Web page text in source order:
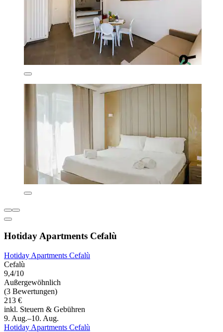
Hotiday Apartments Cefalù
Hotiday Apartments Cefalù
Cefalù
9,4/10
Außergewöhnlich
(3 Bewertungen)
213 €
inkl. Steuern & Gebühren
9. Aug.–10. Aug.
Hotiday Apartments Cefalù